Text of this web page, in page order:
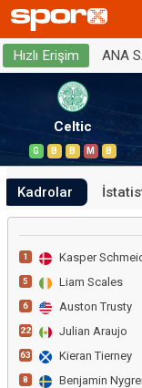
Hızlı Erişim ANA
Celtic
G B B M B
Kadrolar
1 Kasper
5 Liam Scales
6 Auston Trusty
22 Julian Araujo
63 Kieran Tierney
8 Benjamin